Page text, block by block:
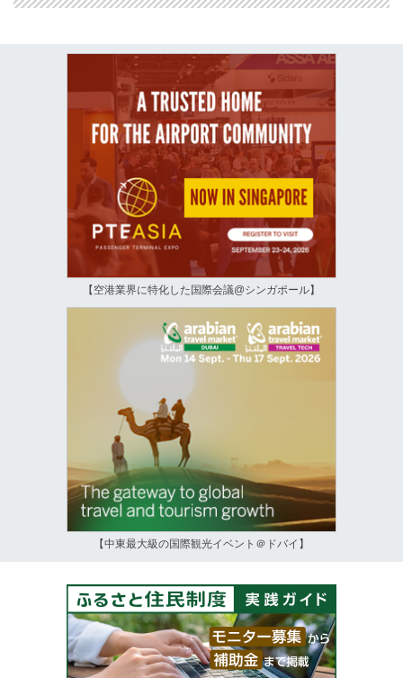
【空港業界に特化した国際会議@シンガポール】
【中東最大級の国際観光イベント＠ドバイ】